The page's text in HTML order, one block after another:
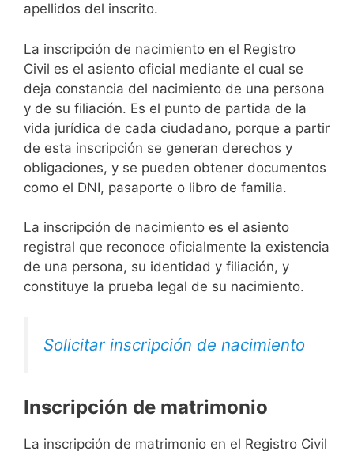
apellidos del inscrito.
La inscripción de nacimiento en el Registro
Civil es el asiento oficial mediante el cual se
deja constancia del nacimiento de una persona
y de su filiación. Es el punto de partida de la
vida jurídica de cada ciudadano, porque a partir
de esta inscripción se generan derechos y
obligaciones, y se pueden obtener documentos
como el DNI, pasaporte o libro de familia.
La inscripción de nacimiento es el asiento
registral que reconoce oficialmente la existencia
de una persona, su identidad y filiación, y
constituye la prueba legal de su nacimiento.
Solicitar inscripción de nacimiento
Inscripción de matrimonio
La inscripción de matrimonio en el Registro Civil